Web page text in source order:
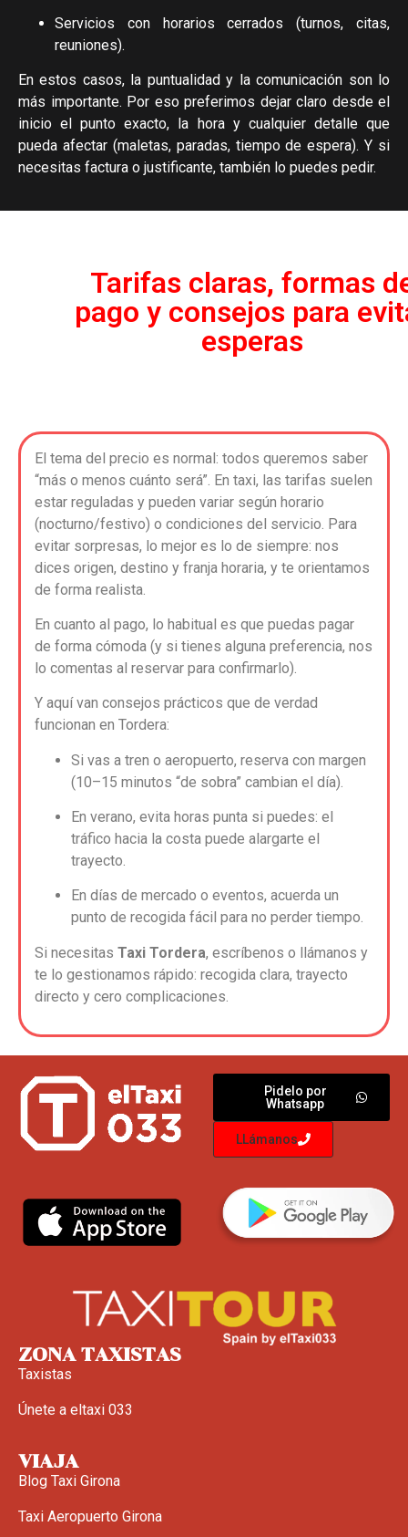
Servicios con horarios cerrados (turnos, citas,
reuniones).
En estos casos, la puntualidad y la comunicación son lo
más importante. Por eso preferimos dejar claro desde el
inicio el punto exacto, la hora y cualquier detalle que
pueda afectar (maletas, paradas, tiempo de espera). Y si
necesitas factura o justificante, también lo puedes pedir.
Tarifas claras, formas
pago y consejos para
esperas
El tema del precio es normal: todos queremos saber
“más o menos cuánto será”. En taxi, las tarifas suelen
estar reguladas y pueden variar según horario
(nocturno/festivo) o condiciones del servicio. Para
evitar sorpresas, lo mejor es lo de siempre: nos
dices origen, destino y franja horaria, y te orientamos
de forma realista.
En cuanto al pago, lo habitual es que puedas pagar
de forma cómoda (y si tienes alguna preferencia, nos
lo comentas al reservar para confirmarlo).
Y aquí van consejos prácticos que de verdad
funcionan en Tordera:
Si vas a tren o aeropuerto, reserva con margen
(10–15 minutos “de sobra” cambian el día).
En verano, evita horas punta si puedes: el
tráfico hacia la costa puede alargarte el
trayecto.
En días de mercado o eventos, acuerda un
punto de recogida fácil para no perder tiempo.
Si necesitas Taxi Tordera, escríbenos o llámanos y
te lo gestionamos rápido: recogida clara, trayecto
directo y cero complicaciones.
Pidelo por
Whatsapp
LLámanos
ZONA TAXISTAS
Taxistas
Únete a eltaxi 033
VIAJA
Blog Taxi Girona
Taxi Aeropuerto Girona